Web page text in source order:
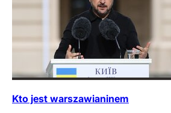
Kto jest warszawianinem